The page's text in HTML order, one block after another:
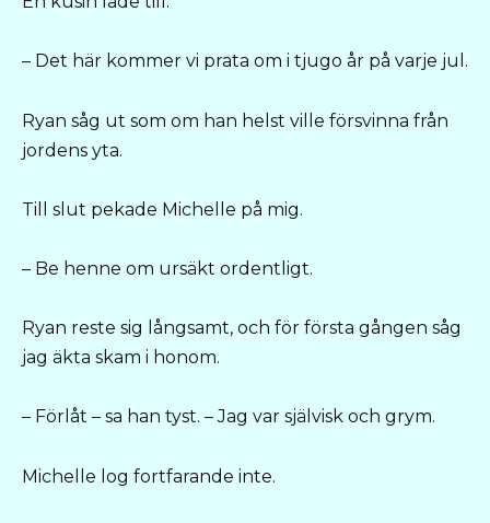
– Det här kommer vi prata om i tjugo år på varje jul.
Ryan såg ut som om han helst ville försvinna från
jordens yta.
Till slut pekade Michelle på mig.
– Be henne om ursäkt ordentligt.
Ryan reste sig långsamt, och för första gången såg
jag äkta skam i honom.
– Förlåt – sa han tyst. – Jag var självisk och grym.
Michelle log fortfarande inte.